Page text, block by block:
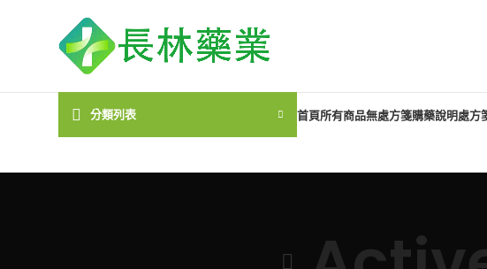
分類列表 首頁所有商品無處方箋購藥說明處方